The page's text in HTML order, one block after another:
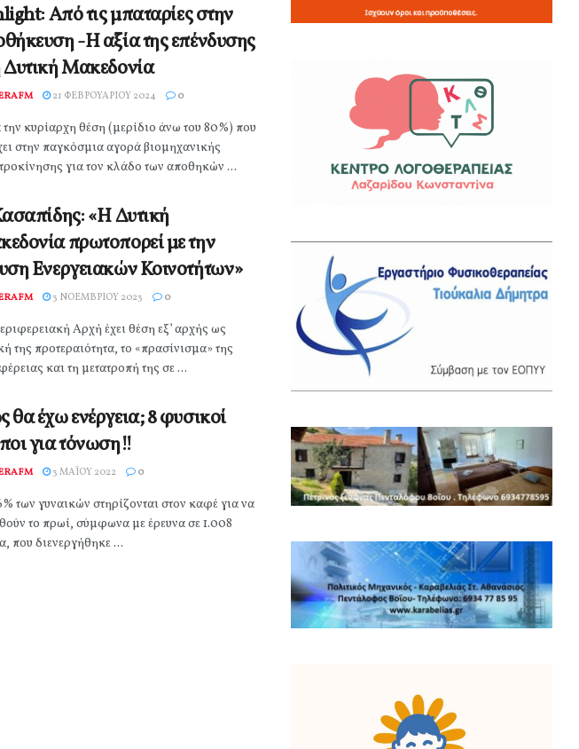
Από τις μπαταρίες στην
-Η αξία της επένδυσης
Δυτική Μακεδονία
21 ΦΕΒΡΟΥΑΡΊΟΥ 2024 0
κυρίαρχη θέση (μερίδιο άνω του 80%) που
στην παγκόσμια αγορά βιομηχανικής
για τον κλάδο των αποθηκών ...
«Η Δυτική
πρωτοπορεί με την
Ενεργειακών Κοινοτήτων»
3 ΝΟΕΜΒΡΊΟΥ 2023 0
Αρχή έχει θέση εξ’ αρχής ως
της προτεραιότητα, το «πρασίνισμα» της
και τη μετατροπή της σε ...
θα έχω ενέργεια; 8 φυσικοί
για τόνωση!!
3 ΜΑΪ́ΟΥ 2022 0
των γυναικών στηρίζονται στον καφέ για να
το πρωί, σύμφωνα με έρευνα σε 1.008
που διενεργήθηκε ...